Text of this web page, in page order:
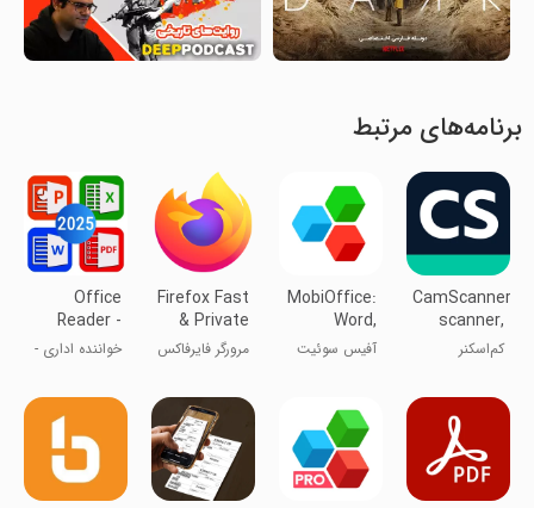
برنامه‌های مرتبط
CamScanner-
scanner,
PDF maker
کم‌اسکنر
MobiOffice:
Word,
Sheets,
آفیس سوئیت
Firefox Fast
& Private
Browser
مرورگر فایرفاکس
Office
Reader -
WORD/PDF/EXCEL
خواننده اداری -